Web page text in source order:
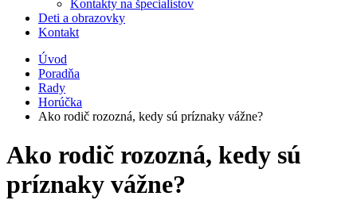
Kontakty na špecialistov
Deti a obrazovky
Kontakt
Úvod
Poradňa
Rady
Horúčka
Ako rodič rozozná, kedy sú príznaky vážne?
Ako rodič rozozná, kedy sú
príznaky vážne?